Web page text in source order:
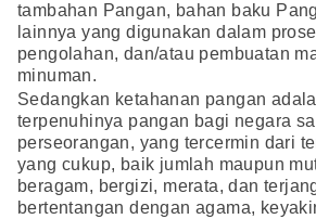
tambahan Pangan, bahan baku
lainnya yang digunakan dalam
pengolahan, dan/atau pembuatan
minuman.
Sedangkan ketahanan pangan
terpenuhinya pangan bagi negara
perseorangan, yang tercermin dari
yang cukup, baik jumlah maupun
beragam, bergizi, merata, dan
bertentangan dengan agama,